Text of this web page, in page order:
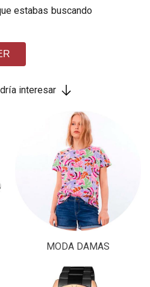
estabas buscando
interesar
MODA DAMAS